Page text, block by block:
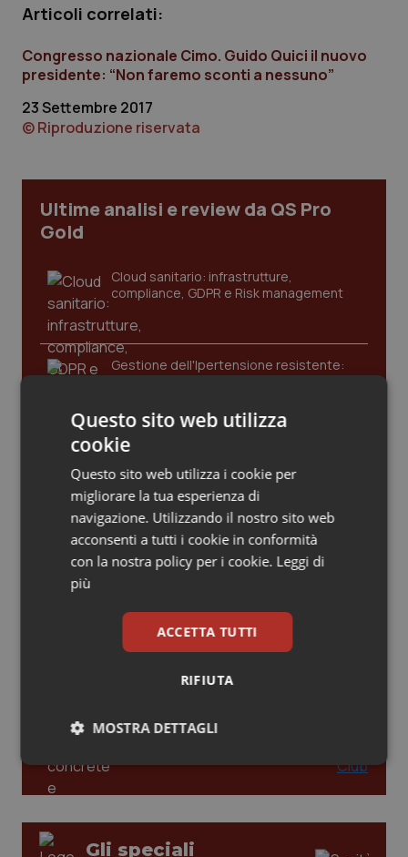
Calabria
Campania
Emilia-Romagna
Lazio
Lombardia
Marche
Piemonte
Provincia Autonoma di Bolzano
Provincia Autonoma di Trento
Puglia
Toscana
Umbria
Valle D’Aosta
Asma & BPCO
Car-T
Colesterolo & coronaropatie
Diabete & glucometri
Dolore
Donna & Salute
HIV
Infezioni & Febbre
Ipertensione & Scompenso
Malattie rare
Malattia di Crohn & Rettocolite Ulcerosa
Neuroscienze & patologie neurodegenerative
Obesità
Oftalmologia
Oncodermatologia
Articoli correlati:
Congresso nazionale Cimo. Guido Quici il nuovo
presidente: “Non faremo sconti a nessuno”
23 Settembre 2017
© Riproduzione riservata
Ultime analisi e review da QS Pro
Gold
Cloud sanitario: infrastrutture,
compliance, GDPR e Risk management
Gestione dell'Ipertensione resistente:
dalle Linee Guida alle terapie innovative
Leadership Infermieristica 2026: nuovi
modelli di responsabilità e autonomia
Leadership Medica 2026: guidare team
clinici ad alte prestazioni
AI e telemedicina nello studio
odontoiatrico: applicazioni concrete e
Gli speciali
Questo sito web utilizza
cookie
Questo sito web utilizza i cookie per
migliorare la tua esperienza di
navigazione. Utilizzando il nostro sito web
acconsenti a tutti i cookie in conformità
con la nostra policy per i cookie. Leggi di
più
ACCETTA TUTTI
RIFIUTA
MOSTRA DETTAGLI
Necessari Statistici Marketing